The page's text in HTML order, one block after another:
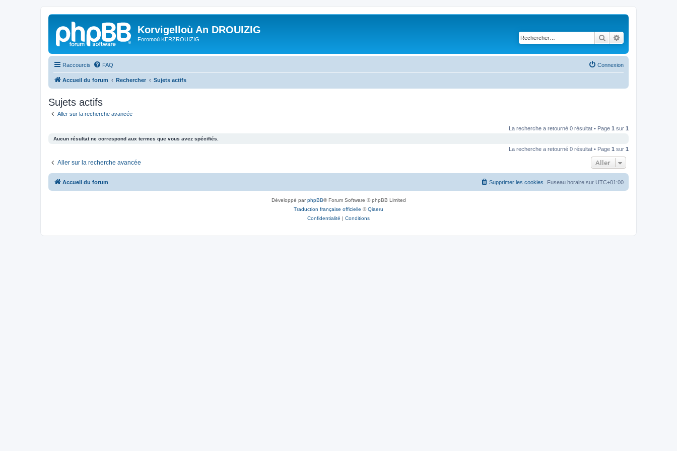
Korvigelloù An DROUIZIG
Foromoù KERZROUIZIG Rechercher
Raccourcis FAQ Connexion
Accueil du forum Rechercher Sujets actifs
Sujets actifs
Aller sur la recherche avancée
La recherche a retourné 0 résultat • Page 1 sur 1
Aucun résultat ne correspond aux termes que vous avez spécifiés.
La recherche a retourné 0 résultat • Page 1 sur 1
Aller sur la recherche avancée Aller
Accueil du forum Fuseau horaire sur UTC+01:00
Supprimer les cookies
Développé parphpBB® Forum Software © phpBB Limited
Traduction française officielle ©Qiaeru
Confidentialité | Conditions